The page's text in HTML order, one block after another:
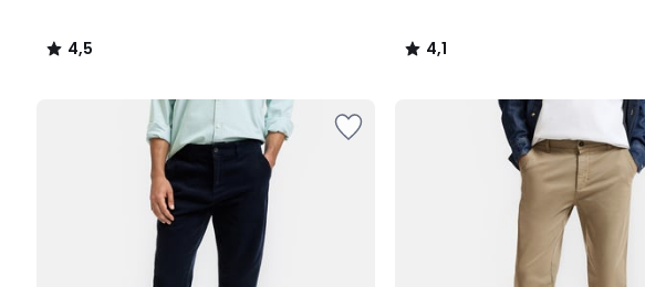
4,5
/
4,1
/